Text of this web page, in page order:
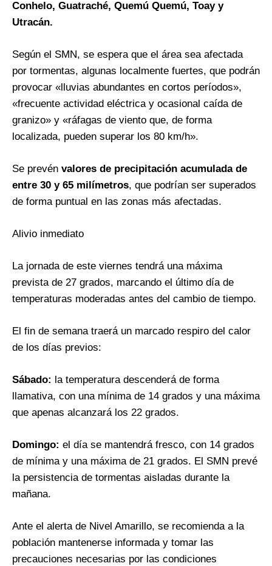
Conhelo, Guatraché, Quemú Quemú, Toay y
Utracán.
Según el SMN, se espera que el área sea afectada
por tormentas, algunas localmente fuertes, que podrán
provocar «lluvias abundantes en cortos períodos»,
«frecuente actividad eléctrica y ocasional caída de
granizo» y «ráfagas de viento que, de forma
localizada, pueden superar los 80 km/h».
Se prevén valores de precipitación acumulada de
entre 30 y 65 milímetros, que podrían ser superados
de forma puntual en las zonas más afectadas.
Alivio inmediato
La jornada de este viernes tendrá una máxima
prevista de 27 grados, marcando el último día de
temperaturas moderadas antes del cambio de tiempo.
El fin de semana traerá un marcado respiro del calor
de los días previos:
Sábado: la temperatura descenderá de forma
llamativa, con una mínima de 14 grados y una máxima
que apenas alcanzará los 22 grados.
Domingo: el día se mantendrá fresco, con 14 grados
de mínima y una máxima de 21 grados. El SMN prevé
la persistencia de tormentas aisladas durante la
mañana.
Ante el alerta de Nivel Amarillo, se recomienda a la
población mantenerse informada y tomar las
precauciones necesarias por las condiciones